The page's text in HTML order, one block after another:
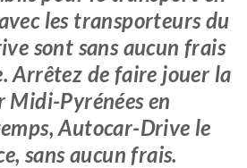
les transporteurs du
sont sans aucun frais
Arrêtez de faire jouer la
Midi-Pyrénées en
Autocar-Drive le
sans aucun frais.